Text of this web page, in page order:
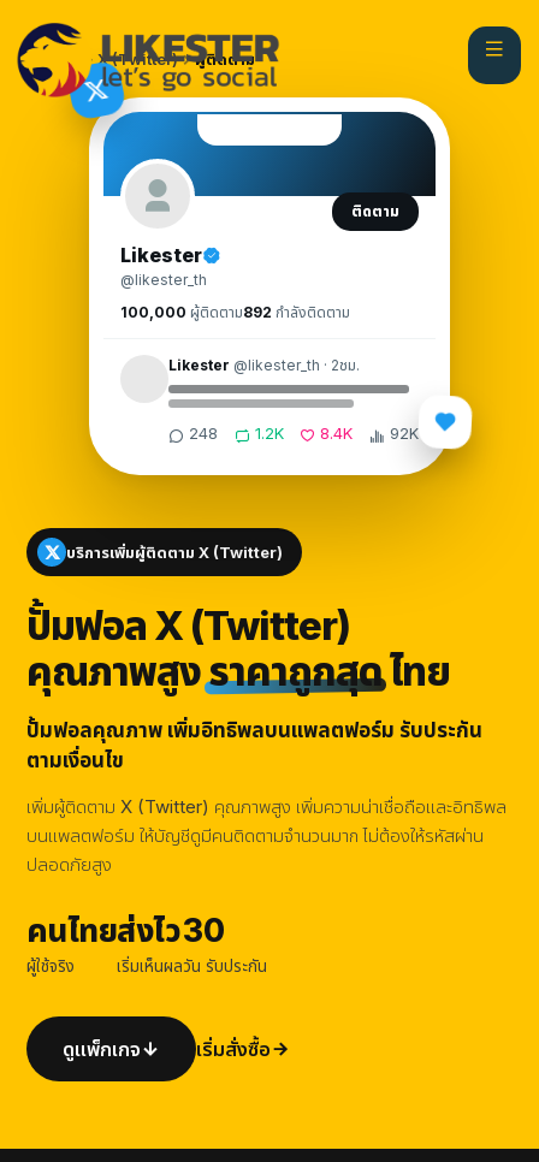
หน้าแรก X (Twitter) ผู้ติดตาม
บริการเพิ่มผู้ติดตาม X (Twitter)
ปั้มฟอล X (Twitter)
คุณภาพสูงราคาถูกสุดไทย
ปั้มฟอลคุณภาพ เพิ่มอิทธิพลบนแพลตฟอร์ม รับประกัน
ตามเงื่อนไข
เพิ่มผู้ติดตาม X (Twitter) คุณภาพสูง เพิ่มความน่าเชื่อถือและอิทธิพล
บนแพลตฟอร์ม ให้บัญชีดูมีคนติดตามจำนวนมาก ไม่ต้องให้รหัสผ่าน
ปลอดภัยสูง
คนไทย
ผู้ใช้จริง
ส่งไว
เริ่มเห็นผล
30
วัน รับประกัน
ดูแพ็กเกจ เริ่มสั่งซื้อ
ติดตาม
Likester
@likester_th
100,000 ผู้ติดตาม892 กำลังติดตาม
Likester @likester_th · 2ชม.
248 1.2K 8.4K 92K